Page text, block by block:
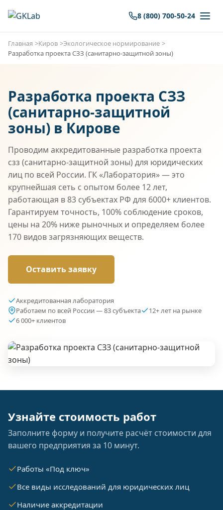
8 (800) 700-50-24
Главная Киров
Экологическое нормирование
Разработка проекта СЗЗ (санитарно-защитной зоны)
Разработка проекта СЗЗ
(санитарно-защитной
зоны) в Кирове
Проводим аккредитованные разработка проекта
сзз (санитарно-защитной зоны) для юридических
лиц по всей России. ГК «Лаборатория» — это
крупнейшая сеть с опытом более 12 лет,
работающая в 83 субъектах РФ для 6000+ клиентов.
Гарантируем точность, 100% соблюдение сроков,
цены на 20% ниже рыночных и определяем более
170 видов загрязняющих веществ.
Оставить заявку
Аккредитованная лаборатория
Работаем по всей России — 83 субъекта
12+ лет на рынке
6 000+ клиентов
Узнайте стоимость работ
Заполните форму и получите расчёт стоимости для
вашего предприятия за 10 минут.
Работы «Под ключ»
Все виды исследований для юридических лиц
Наличие аккредитации